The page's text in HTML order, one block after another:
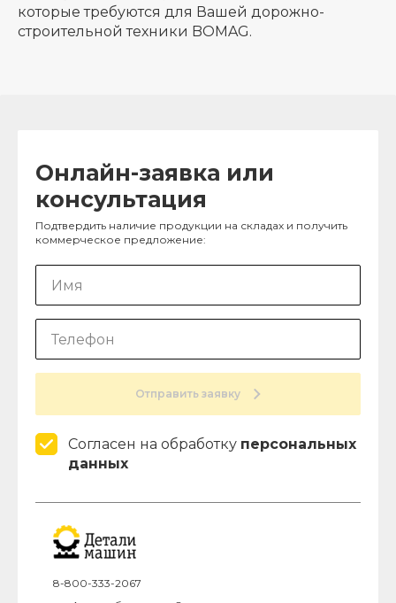
которые требуются для Вашей дорожно-
строительной техники BOMAG.
Онлайн-заявка или
консультация
Подтвердить наличие продукции на складах и получить
коммерческое предложение:
Отправить заявку
Согласен на обработку персональных
данных
8-800-333-2067